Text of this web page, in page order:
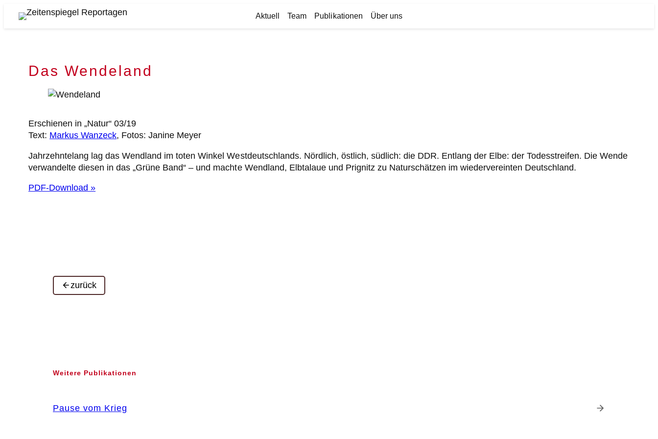
InhaltZeitenspiegel
Aktuell Team Publikationen Über uns
Das Wendeland
Erschienen in „Natur“ 03/19
Text: Markus Wanzeck, Fotos: Janine Meyer
Jahrzehntelang lag das Wendland im toten Winkel Westdeutschlands. Nördlich, östlich, südlich: die DDR. Entlang der Elbe: der Todesstreifen. Die Wende
verwandelte diesen in das „Grüne Band“ – und machte Wendland, Elbtalaue und Prignitz zu Naturschätzen im wiedervereinten Deutschland.
PDF-Download »
zurück
Weitere Publikationen
Pause vom Krieg